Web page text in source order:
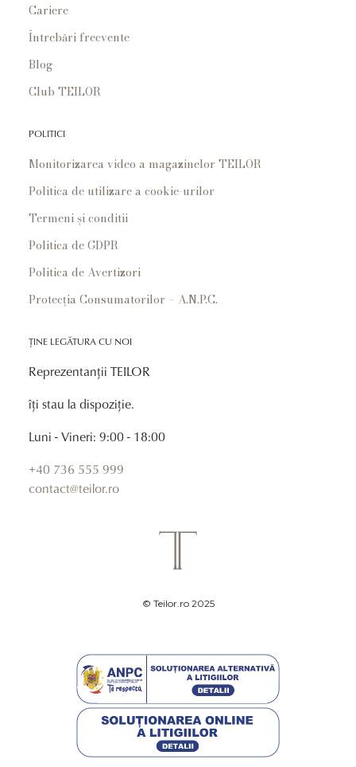
Cariere
Întrebări frecvente
Blog
Club TEILOR
POLITICI
Monitorizarea video a magazinelor TEILOR
Politica de utilizare a cookie-urilor
Termeni și conditii
Politica de GDPR
Politica de Avertizori
Protecția Consumatorilor – A.N.P.C.
ȚINE LEGĂTURA CU NOI
Reprezentanții TEILOR
îți stau la dispoziție.
Luni - Vineri: 9:00 - 18:00
+40 736 555 999
contact@teilor.ro
© Teilor.ro 2025